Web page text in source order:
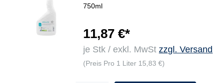
750ml
11,87 €*
je Stk / exkl. MwStzzgl. Versand
(Preis Pro 1 Liter 15,83 €)